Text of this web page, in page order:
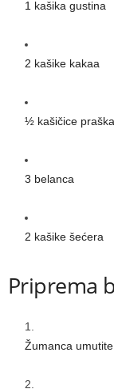
1 kašika gustina
2 kašike kakaa
½ kašičice
3 belanca
2 kašike šećera
Priprema
Žumanca